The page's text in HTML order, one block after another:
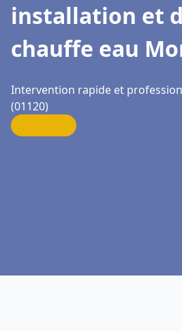
installation et
chauffe eau
Intervention rapide et
(01120)